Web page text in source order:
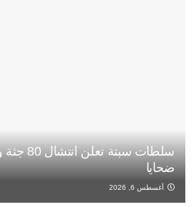
سلطات
ضحايا
أغسطس 6, 2026